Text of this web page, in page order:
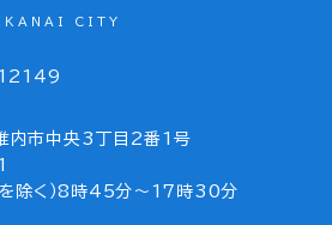
CITY
市中央3丁目2番1号
を除く）8時45分～17時30分